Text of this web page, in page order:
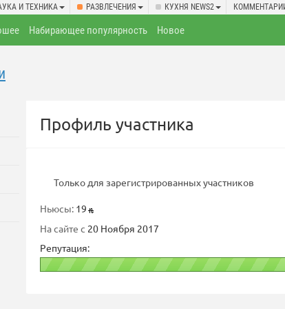
И ТЕХНИКА РАЗВЛЕЧЕНИЯ КУХНЯ NEWS2
Набирающее популярность Новое
Профиль участника
Только для зарегистрированных участников
Ньюсы: 19
На сайте с 20 Ноября 2017
Репутация: